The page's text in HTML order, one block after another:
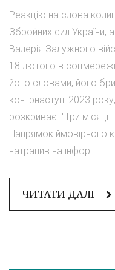
Реакцію на слова
Збройних сил України, а
Валерія Залужного
18 лютого в соцмережі
його словами, його
контрнаступі 2023
розкриває. "Три місяці
Напрямок ймовірного
натрапив на інфор...
ЧИТАТИ ДАЛІ